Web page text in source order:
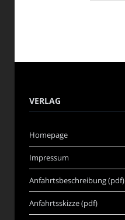
VERLAG
Homepage
Impressum
Anfahrtsbeschreibung (pdf)
Anfahrtsskizze (pdf)